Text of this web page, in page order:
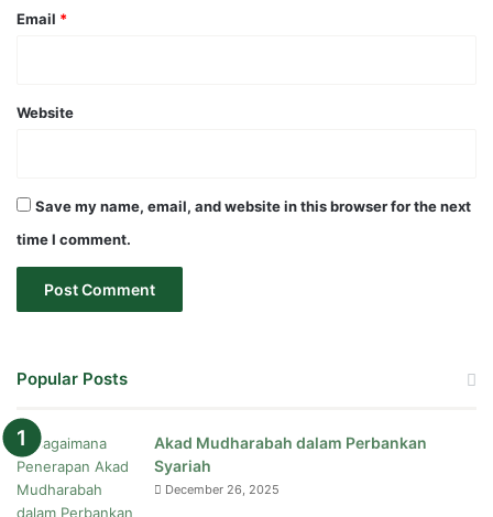
Email *
Website
Save my name, email, and website in this browser for the next
time I comment.
Popular Posts
Akad Mudharabah dalam Perbankan
Syariah
December 26, 2025